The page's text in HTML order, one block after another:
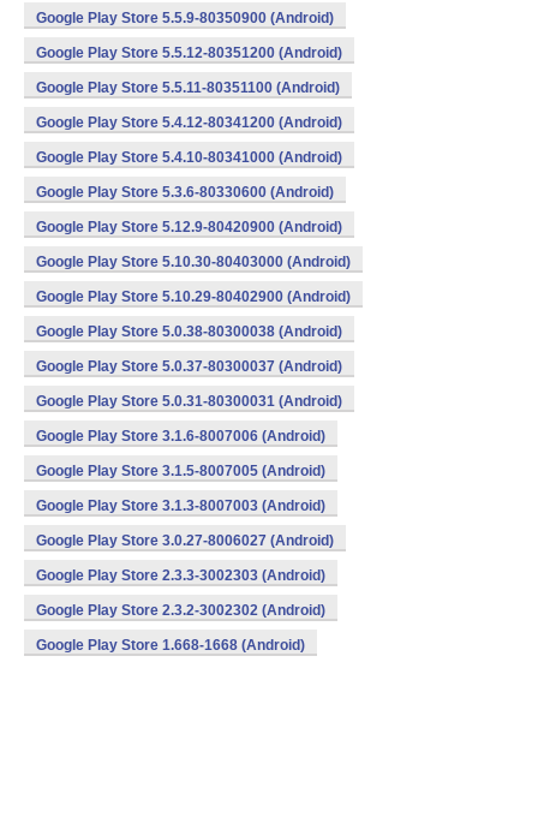
Google Play Store 5.5.9-80350900 (Android)
Google Play Store 5.5.12-80351200 (Android)
Google Play Store 5.5.11-80351100 (Android)
Google Play Store 5.4.12-80341200 (Android)
Google Play Store 5.4.10-80341000 (Android)
Google Play Store 5.3.6-80330600 (Android)
Google Play Store 5.12.9-80420900 (Android)
Google Play Store 5.10.30-80403000 (Android)
Google Play Store 5.10.29-80402900 (Android)
Google Play Store 5.0.38-80300038 (Android)
Google Play Store 5.0.37-80300037 (Android)
Google Play Store 5.0.31-80300031 (Android)
Google Play Store 3.1.6-8007006 (Android)
Google Play Store 3.1.5-8007005 (Android)
Google Play Store 3.1.3-8007003 (Android)
Google Play Store 3.0.27-8006027 (Android)
Google Play Store 2.3.3-3002303 (Android)
Google Play Store 2.3.2-3002302 (Android)
Google Play Store 1.668-1668 (Android)